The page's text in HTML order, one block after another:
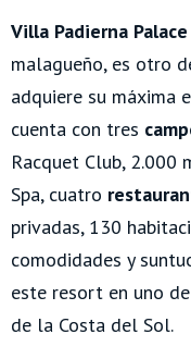
Villa Padierna
malagueño, es otro
adquiere su máxima
cuenta con tres
Racquet Club, 2.000
Spa, cuatro
privadas, 130
comodidades y
este resort en uno
de la Costa del Sol.